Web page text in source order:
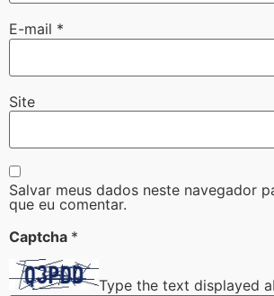
E-mail *
Site
Salvar meus dados neste navegador
que eu comentar.
Captcha *
Type the text displayed